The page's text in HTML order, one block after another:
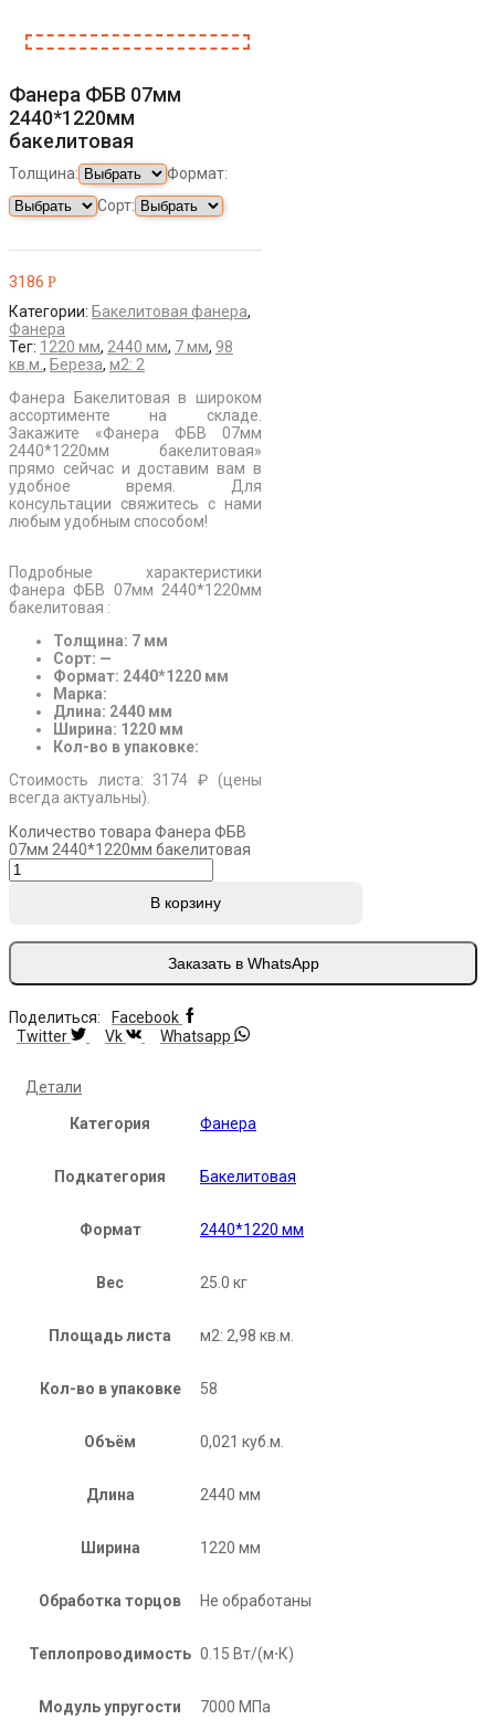
Фанера ФБВ 07мм
2440*1220мм
бакелитовая
Толщина:
Формат:
Сорт:
3186 Р
Категории: Бакелитовая фанера,
Фанера
Тег: 1220 мм, 2440 мм, 7 мм, 98
кв.м. , Береза, м2: 2
Фанера Бакелитовая в широком
ассортименте на складе.
Закажите «Фанера ФБВ 07мм
2440*1220мм бакелитовая»
прямо сейчас и доставим вам в
удобное время. Для
консультации свяжитесь с нами
любым удобным способом!
Подробные характеристики
Фанера ФБВ 07мм 2440*1220мм
бакелитовая :
Толщина: 7 мм
Сорт: —
Формат: 2440*1220 мм
Марка:
Длина: 2440 мм
Ширина: 1220 мм
Кол-во в упаковке:
Стоимость листа: 3174 ₽ (цены
всегда актуальны).
Количество товара Фанера ФБВ
07мм 2440*1220мм бакелитовая
В корзину
Заказать в WhatsApp
Поделиться:
Facebook
Twitter
Vk Whatsapp
Детали
Категория Фанера
Подкатегория Бакелитовая
Формат 2440*1220 мм
Вес 25.0 кг
Площадь листа м2: 2,98 кв.м.
Кол-во в упаковке 58
Объём 0,021 куб.м.
Длина 2440 мм
Ширина 1220 мм
Обработка торцов Не обработаны
Теплопроводимость 0.15 Вт/(м⋅К)
Модуль упругости 7000 МПа